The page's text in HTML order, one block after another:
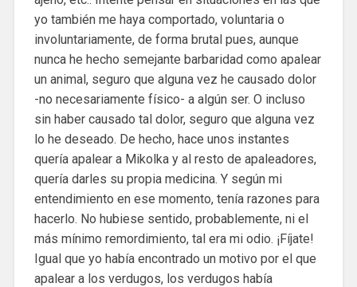
yo también me haya comportado, voluntaria o
involuntariamente, de forma brutal pues, aunque
nunca he hecho semejante barbaridad como apalear
un animal, seguro que alguna vez he causado dolor
-no necesariamente físico- a algún ser. O incluso
sin haber causado tal dolor, seguro que alguna vez
lo he deseado. De hecho, hace unos instantes
quería apalear a Mikolka y al resto de apaleadores,
quería darles su propia medicina. Y según mi
entendimiento en ese momento, tenía razones para
hacerlo. No hubiese sentido, probablemente, ni el
más mínimo remordimiento, tal era mi odio. ¡Fíjate!
Igual que yo había encontrado un motivo por el que
apalear a los verdugos, los verdugos había